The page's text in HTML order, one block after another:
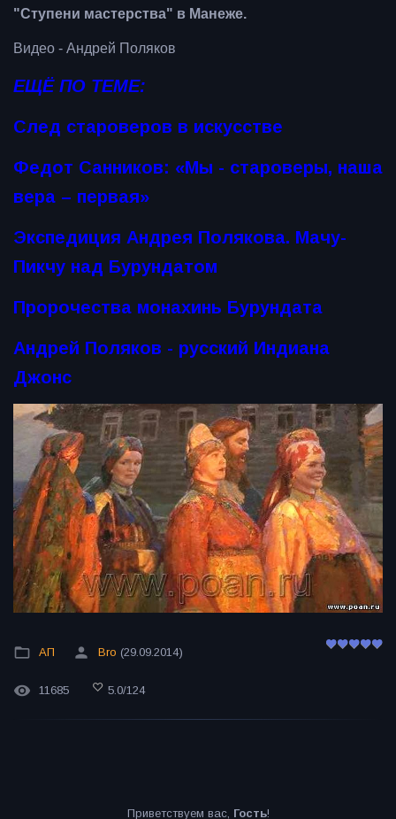
"Ступени мастерства" в Манеже.
Видео - Андрей Поляков
ЕЩЁ ПО ТЕМЕ:
След староверов в искусстве
Федот Санников: «Мы - староверы, наша
вера – первая»
Экспедиция Андрея Полякова. Мачу-
Пикчу над Бурундатом
Пророчества монахинь Бурундата
Андрей Поляков - русский Индиана
Джонс
АП Bro (29.09.2014)
11685 5.0/124
Приветствуем вас, Гость!